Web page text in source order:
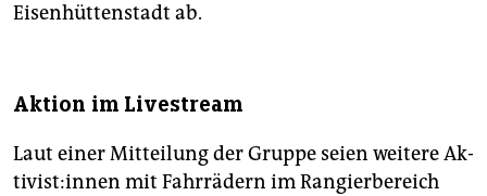
Eisenhüttenstadt ab.
Aktion im Livestream
Laut einer Mitteilung der Gruppe seien weitere Ak­
ti­vis­t:in­nen mit Fahrrädern im Rangierbereich